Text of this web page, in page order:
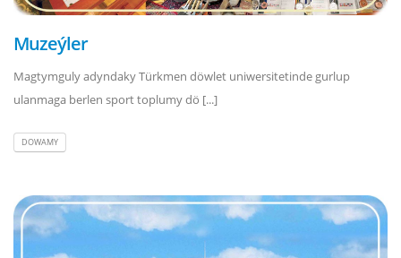
Muzeýler
Magtymguly adyndaky Türkmen döwlet uniwersitetinde gurlup
ulanmaga berlen sport toplumy dö [...]
DOWAMY